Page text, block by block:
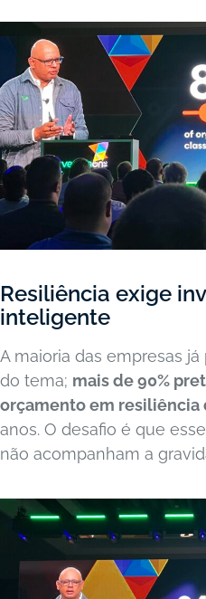
Resiliência exige
inteligente
A maioria das empresas
do tema; mais de 90%
orçamento em resiliência
anos. O desafio é que
não acompanham a